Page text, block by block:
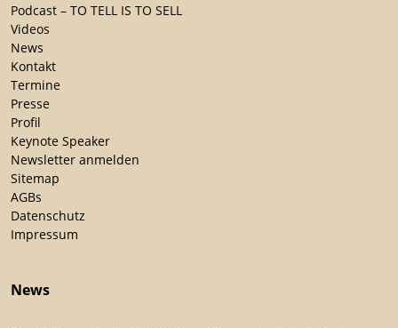
Podcast – TO TELL IS TO SELL
Videos
News
Kontakt
Termine
Presse
Profil
Keynote Speaker
Newsletter anmelden
Sitemap
AGBs
Datenschutz
Impressum
News